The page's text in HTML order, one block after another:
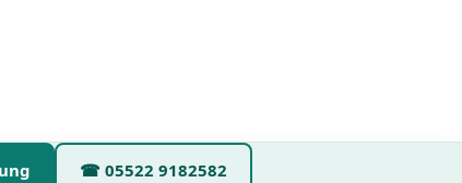
☎ 05522 9182582